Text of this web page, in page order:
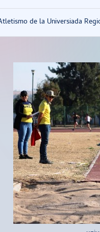
de la Universiada